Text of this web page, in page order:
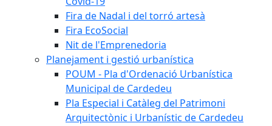
Fira de Nadal i del torró artesà
Fira EcoSocial
Nit de l'Emprenedoria
Planejament i gestió urbanística
POUM - Pla d'Ordenació Urbanística
Municipal de Cardedeu
Pla Especial i Catàleg del Patrimoni
Arquitectònic i Urbanístic de Cardedeu